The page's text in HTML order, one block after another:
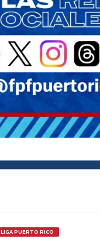
LIGA PUERTO RICO